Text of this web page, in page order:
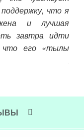
что я
и лучшая
завтра идти
что его «тылы